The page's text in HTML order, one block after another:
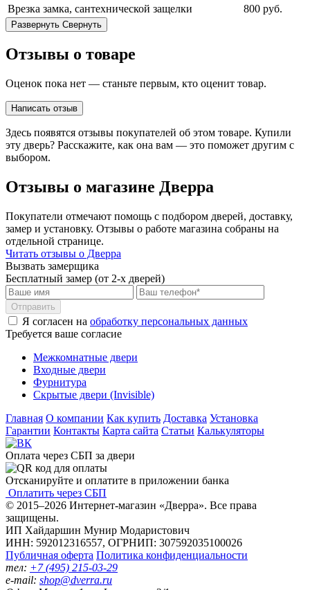
Врезка замка, сантехнической защелки
800 руб.
Развернуть Свернуть
Отзывы о товаре
Оценок пока нет — станьте первым, кто оценит товар.
Написать отзыв
Здесь появятся отзывы покупателей об этом товаре. Купили
эту дверь? Расскажите, как она вам — это поможет другим с
выбором.
Отзывы о магазине Дверра
Покупатели отмечают помощь с подбором дверей, доставку,
замер и установку. Отзывы о работе магазина собраны на
отдельной странице.
Читать отзывы о Дверра
Вызвать замерщика
Бесплатный замер (от 2-х дверей)
Отправить
Я согласен на обработку персональных данных
Требуется ваше согласие
Межкомнатные двери
Входные двери
Фурнитура
Скрытые двери (Invisible)
Главная О компании Как купить Доставка Установка
Гарантии Контакты Карта сайта Статьи Калькуляторы
Оплата через СБП за двери
Отсканируйте и оплатите в приложении банка
Оплатить через СБП
© 2015–2026 Интернет-магазин «Дверра». Все права
защищены.
ИП Хайдаршин Мунир Модаристович
ИНН: 592012316557, ОГРНИП: 307592035100026
Публичная оферта Политика конфиденциальности
тел: +7 (495) 215-03-29
e-mail: shop@dverra.ru